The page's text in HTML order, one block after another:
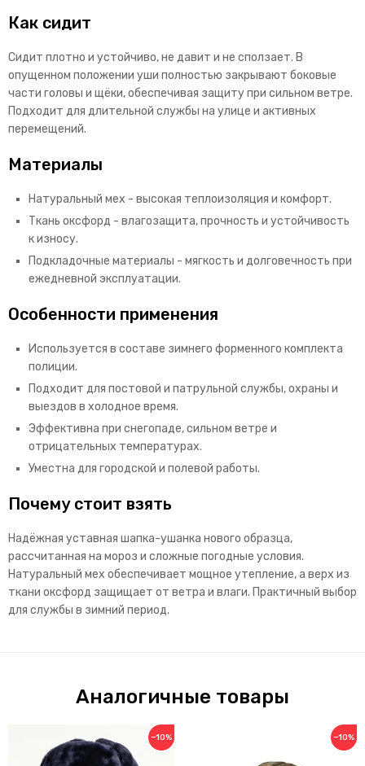
Как сидит
Сидит плотно и устойчиво, не давит и не сползает. В
опущенном положении уши полностью закрывают боковые
части головы и щёки, обеспечивая защиту при сильном ветре.
Подходит для длительной службы на улице и активных
перемещений.
Материалы
Натуральный мех - высокая теплоизоляция и комфорт.
Ткань оксфорд - влагозащита, прочность и устойчивость
к износу.
Подкладочные материалы - мягкость и долговечность при
ежедневной эксплуатации.
Особенности применения
Используется в составе зимнего форменного комплекта
полиции.
Подходит для постовой и патрульной службы, охраны и
выездов в холодное время.
Эффективна при снегопаде, сильном ветре и
отрицательных температурах.
Уместна для городской и полевой работы.
Почему стоит взять
Надёжная уставная шапка-ушанка нового образца,
рассчитанная на мороз и сложные погодные условия.
Натуральный мех обеспечивает мощное утепление, а верх из
ткани оксфорд защищает от ветра и влаги. Практичный выбор
для службы в зимний период.
Аналогичные товары
−10% −10%